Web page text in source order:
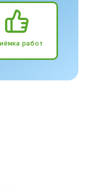
работ